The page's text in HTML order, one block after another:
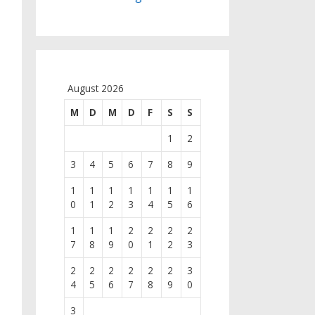
August 2026
M
D M D F S
S
1
2
3
4 5 6 7 8
9
1
0
1
1
1
2
1
3
1
4
1
5
1
6
1
7
1
8
1
9
2
0
2
1
2
2
2
3
2
4
2
5
2
6
2
7
2
8
2
9
3
0
3